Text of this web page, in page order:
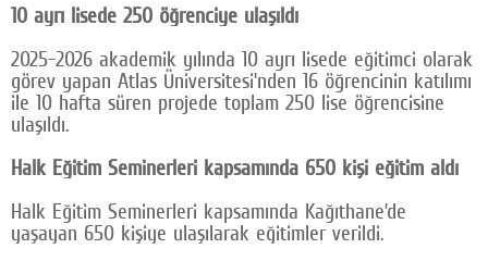
10 ayrı lisede 250 öğrenciye ulaşıldı
2025-2026 akademik yılında 10 ayrı lisede eğitimci olarak
görev yapan Atlas Üniversitesi’nden 16 öğrencinin katılımı
ile 10 hafta süren projede toplam 250 lise öğrencisine
ulaşıldı.
Halk Eğitim Seminerleri kapsamında 650 kişi eğitim aldı
Halk Eğitim Seminerleri kapsamında Kağıthane’de
yaşayan 650 kişiye ulaşılarak eğitimler verildi.